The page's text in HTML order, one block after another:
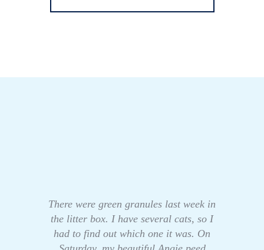
There were green granules last week in
the litter box. I have several cats, so I
had to find out which one it was. On